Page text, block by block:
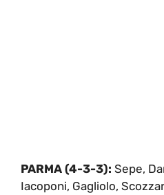
PARMA (4-3-3): Sepe,
Iacoponi, Gagliolo,